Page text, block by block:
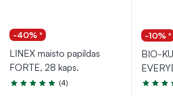
-40% *
LINEX maisto papildas
FORTE, 28 kaps.
Įvertinimas 5.0 iš 5
(4)
-10% *
BIO-